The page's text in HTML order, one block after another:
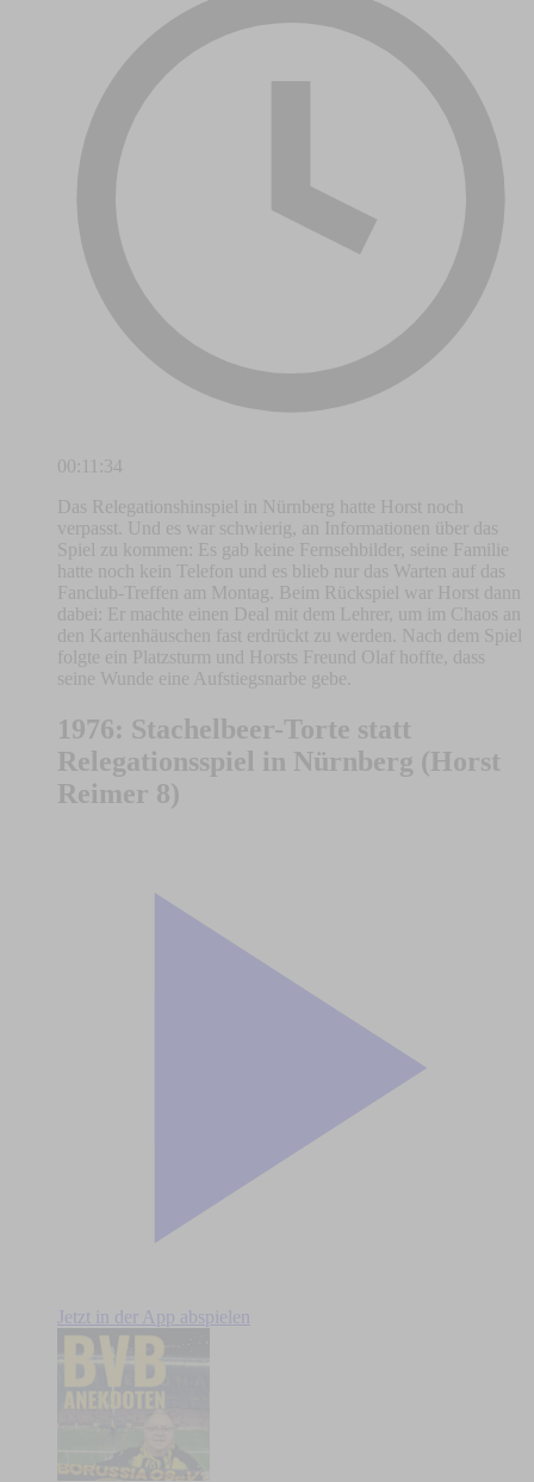
00:11:34
Das Relegationshinspiel in Nürnberg hatte Horst noch
verpasst. Und es war schwierig, an Informationen über das
Spiel zu kommen: Es gab keine Fernsehbilder, seine Familie
hatte noch kein Telefon und es blieb nur das Warten auf das
Fanclub-Treffen am Montag. Beim Rückspiel war Horst dann
dabei: Er machte einen Deal mit dem Lehrer, um im Chaos an
den Kartenhäuschen fast erdrückt zu werden. Nach dem Spiel
folgte ein Platzsturm und Horsts Freund Olaf hoffte, dass
seine Wunde eine Aufstiegsnarbe gebe.
1976: Stachelbeer-Torte statt
Relegationsspiel in Nürnberg (Horst
Reimer 8)
Jetzt in der App abspielen